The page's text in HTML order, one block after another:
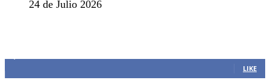
24 de Julio 2026
LIKE